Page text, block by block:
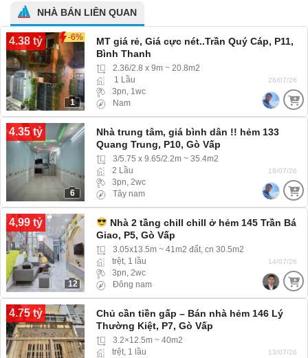
NHÀ BÁN LIÊN QUAN
4.38 tỷ -6%
1
MT giá rẻ, Giá cực nét..Trần Quý Cáp, P11,
Bình Thanh
2.36/2.8 x 9m ~ 20.8m2
1 Lầu
3pn, 1wc
Nam
26/07/26
4.35 tỷ
6
Nhà trung tâm, giá bình dân !! hẻm 133
Quang Trung, P10, Gò Vấp
3/5.75 x 9.65/2.2m ~ 35.4m2
2 Lầu
3pn, 2wc
Tây nam
18/07/26
4,99 tỷ
12
Nhà 2 tầng chill chill ở hẻm 145 Trần Bá
Giao, P5, Gò Vấp
3.05x13.5m ~ 41m2 đất, cn 30.5m2
trệt, 1 lầu
3pn, 2wc
Đông nam
14/07/26
4.75 tỷ
Chủ cần tiền gấp – Bán nhà hẻm 146 Lý
Thường Kiệt, P7, Gò Vấp
3.2×12.5m ~ 40m2
trệt, 1 lầu
13/07/26